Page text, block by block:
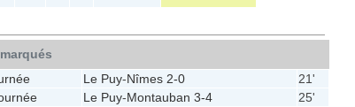
Le Puy-Nîmes 2-0
21'
Le Puy-Montauban 3-4
25'